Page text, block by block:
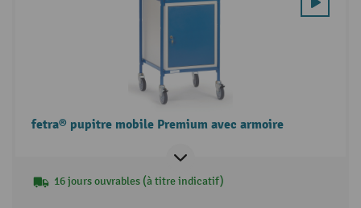
fetra® pupitre mobile Premium avec armoire
16 jours ouvrables (à titre indicatif)